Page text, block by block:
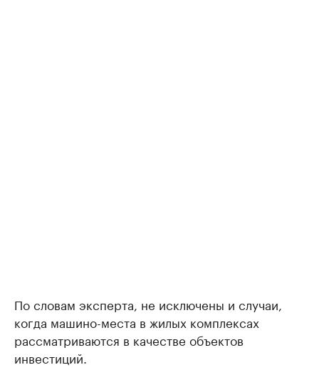
По словам эксперта, не исключены и случаи,
когда машино-места в жилых комплексах
рассматриваются в качестве объектов
инвестиций.